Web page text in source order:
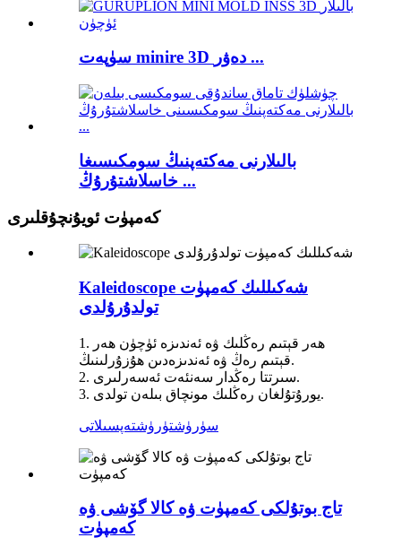
سۈپەت minire 3D دەۋر ...
بالىلارنى مەكتەپنىڭ سومكىسىغا
خاسلاشتۇرۇڭ ...
كەمپۈت ئويۇنچۇقلىرى
Kaleidoscope شەكىللىك كەمپۈت
تولدۇرۇلدى
1. ھەر قېتىم رەڭلىك ۋە ئەندىزە ئۈچۈن ھەر
قېتىم رەڭ ۋە ئەندىزەدىن ھۇزۇرلىنىڭ.
2. سىرتتا رەڭدار سەنئەت ئەسەرلىرى.
3. يورۇتۇلغان رەڭلىك مونچاق بىلەن تولدى.
سۈرۈشتۈرۈشتەپسىلاتى
تاج بوتۇلكى كەمپۈت ۋە كالا گۆشى ۋە
كەمپۈت